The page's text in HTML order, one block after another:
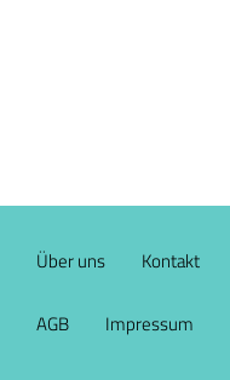
Über uns Kontakt
AGB Impressum